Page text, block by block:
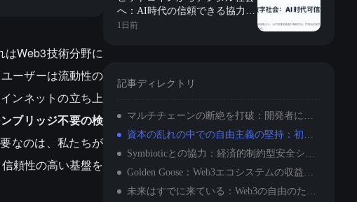
Web3技術分野に
ーザーは流動性の
ンネットの立ち上
ブリッジ不要の検
なのは、私たちが
頼性の高い基盤を
へ：AI時代の信頼できる協力秩
序の再構築
1日前
記事ディレクトリ
マルチチェーンの断絶を打破：開発者に自由な創作空間を提供
資本の乱れの中での自由主義の堅持：初心を忘れず、持続的な革新を
Symbioticとの協力：経済的制約型安全システムの構築
Golden Goose：Web3エコシステムの収益パラダイムを再構築
未来はすでに来ている：Web3の自由のために戦う